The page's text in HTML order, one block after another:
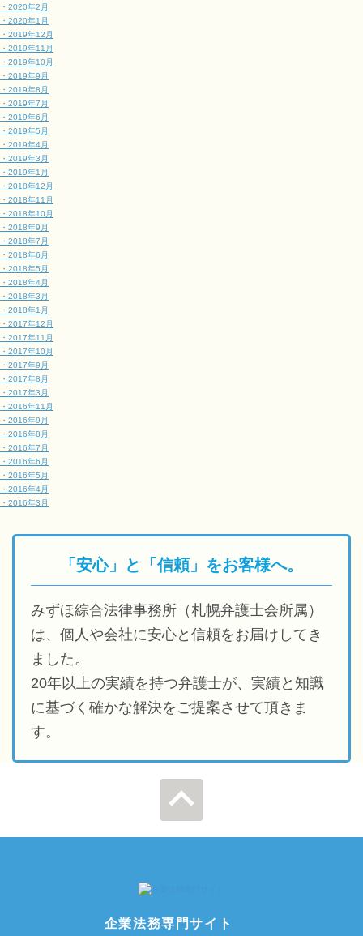
・2020年2月
・2020年1月
・2019年12月
・2019年11月
・2019年10月
・2019年9月
・2019年8月
・2019年7月
・2019年6月
・2019年5月
・2019年4月
・2019年3月
・2019年1月
・2018年12月
・2018年11月
・2018年10月
・2018年9月
・2018年7月
・2018年6月
・2018年5月
・2018年4月
・2018年3月
・2018年1月
・2017年12月
・2017年11月
・2017年10月
・2017年9月
・2017年8月
・2017年3月
・2016年11月
・2016年9月
・2016年8月
・2016年7月
・2016年6月
・2016年5月
・2016年4月
・2016年3月
「安心」と「信頼」をお客様へ。
みずほ綜合法律事務所（札幌弁護士会所属）
は、個人や会社に安心と信頼をお届けしてき
ました。
20年以上の実績を持つ弁護士が、実績と知識
に基づく確かな解決をご提案させて頂きま
す。
企業法務専門サイト